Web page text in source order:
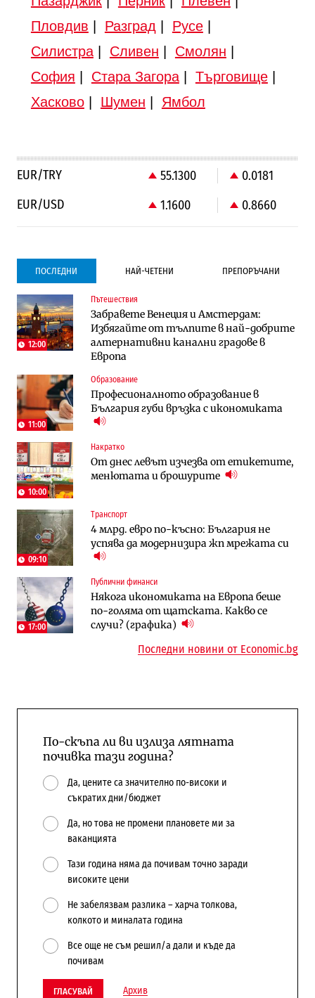
Пловдив
Разград Русе|
Силистра| Сливен Смолян
София
Стара Загора| Търговище|
Хасково| Шумен Ямбол
EUR/TRY 55.1300
0.0181
EUR/USD
1.1600 0.8660
ПОСЛЕДНИ НАЙ-ЧЕТЕНИ ПРЕПОРЪЧАНИ
12:00
Пътешествия
Забравете Венеция и Амстердам:
Избягайте от тълпите в най-добрите
алтернативни канални градове в
Европа
11:00
Образование
Професионалното образование в
България губи връзка с икономиката
10:00
Накратко
От днес левът изчезва от етикетите,
менютата и брошурите
09:10
Транспорт
4 млрд. евро по-късно: България не
успява да модернизира жп мрежата си
17:00
Публични финанси
Някога икономиката на Европа беше
по-голяма от щатската. Какво се
случи? (графика)
Градоустройство
Столична община избра изпълнител за
преместването на трамвайното
трасе по бул. „Скобелев“
Vivacom предлага над 150 устройства с
90% отстъпка през август
„Ендуросат“ ще строи огромен
космически и отбранителен център в
Доброславци
Държавният ТЕЦ „Марица изток 2“
работи с 5 блока
АЕЦ „Козлодуй“ ще работи само още
няколко седмици, ако сушата продължи
Компании
Vivacom предлага над 150 устройства с
90% отстъпка през август
Столична община избра изпълнител за
преместването на трамвайното
трасе по бул. „Скобелев“
Държавният ТЕЦ „Марица изток 2“
работи с 5 блока
„Ендуросат“ ще строи огромен
космически и отбранителен център в
Доброславци
Лекарствата за редки болести
попадат в капан на обществените
поръчки?
Последни новини от Economic.bg
По-скъпа ли ви излиза лятната
почивка тази година?
Да, цените са значително по-високи и
съкратих дни/бюджет
Да, но това не промени плановете ми за
ваканцията
Тази година няма да почивам точно заради
високите цени
Не забелязвам разлика – харча толкова,
колкото и миналата година
Все още не съм решил/а дали и къде да
почивам
ГЛАСУВАЙ Архив